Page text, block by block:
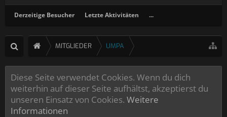
Derzeitige Besucher Letzte Aktivitäten ...
MITGLIEDER UMPA
Diese Seite verwendet Cookies. Wenn du dich
weiterhin auf dieser Seite aufhältst, akzeptierst du
unseren Einsatz von Cookies. Weitere
Informationen